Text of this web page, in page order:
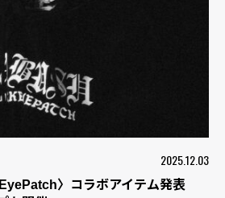
2025.12.03
〉コラボアイテム発表